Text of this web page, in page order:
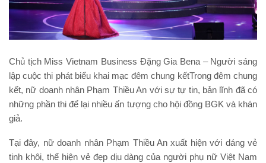
Chủ tịch Miss Vietnam Business Đặng Gia Bena – Người sáng
lập cuộc thi phát biểu khai mạc đêm chung kếtTrong đêm chung
kết, nữ doanh nhân Phạm Thiều An với sự tự tin, bản lĩnh đã có
những phần thi để lại nhiều ấn tượng cho hội đồng BGK và khán
giả.
Tại đây, nữ doanh nhân Phạm Thiều An xuất hiện với dáng vẻ
tinh khôi, thể hiện vẻ đẹp dịu dàng của người phụ nữ Việt Nam